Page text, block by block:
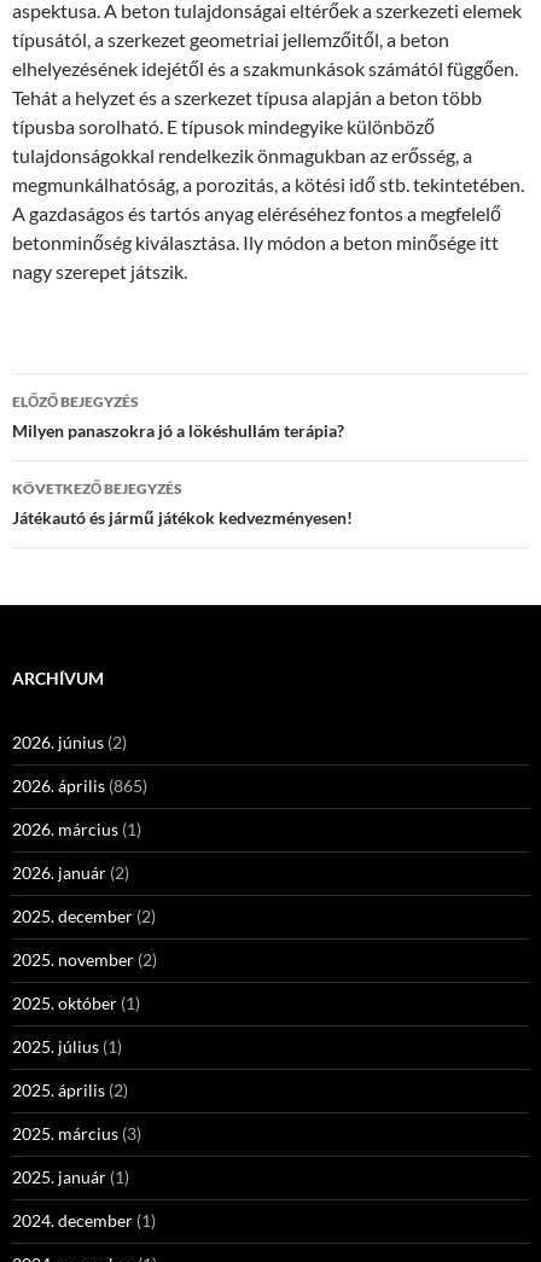
aspektusa. A beton tulajdonságai eltérőek a szerkezeti elemek
típusától, a szerkezet geometriai jellemzőitől, a beton
elhelyezésének idejétől és a szakmunkások számától függően.
Tehát a helyzet és a szerkezet típusa alapján a beton több
típusba sorolható. E típusok mindegyike különböző
tulajdonságokkal rendelkezik önmagukban az erősség, a
megmunkálhatóság, a porozitás, a kötési idő stb. tekintetében.
A gazdaságos és tartós anyag eléréséhez fontos a megfelelő
betonminőség kiválasztása. Ily módon a beton minősége itt
nagy szerepet játszik.
Bejegyzés
navigáció
ELŐZŐ BEJEGYZÉS
Milyen panaszokra jó a lökéshullám terápia?
KÖVETKEZŐ BEJEGYZÉS
Játékautó és jármű játékok kedvezményesen!
ARCHÍVUM
2026. június (2)
2026. április (865)
2026. március (1)
2026. január (2)
2025. december (2)
2025. november (2)
2025. október (1)
2025. július (1)
2025. április (2)
2025. március (3)
2025. január (1)
2024. december (1)